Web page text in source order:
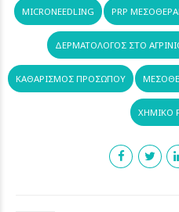
MICRONEEDLING PRP
ΔΕΡΜΑΤΟΛΌΓΟΣ ΣΤΟ
ΚΑΘΑΡΙΣΜΌΣ ΠΡΟΣΏΠΟΥ
ΧΗΜΙΚΌ